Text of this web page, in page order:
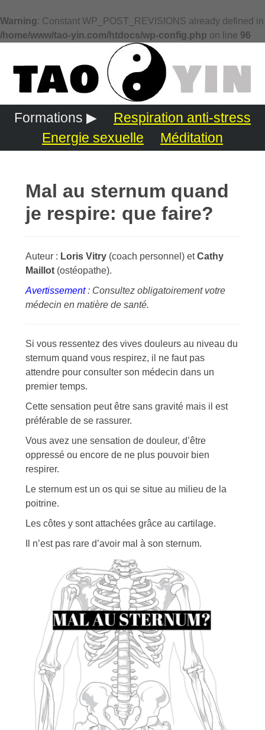
Warning: Constant WP_POST_REVISIONS already defined in
/home/www/tao-yin.com/htdocs/wp-config.php on line 96
Formations ▶
Respiration anti-stress
Energie sexuelle
Méditation
Mal au sternum quand
je respire: que faire?
Auteur : Loris Vitry (coach personnel) etCathy
Maillot (ostéopathe).
Avertissement: Consultez obligatoirement votre
médecin en matière de santé.
Si vous ressentez des vives douleurs au niveau du
sternum quand vous respirez, il ne faut pas
attendre pour consulter son médecin dans un
premier temps.
Cette sensation peut être sans gravité mais il est
préférable de se rassurer.
Vous avez une sensation de douleur, d’être
oppressé ou encore de ne plus pouvoir bien
respirer.
Le sternum est un os qui se situe au milieu de la
poitrine.
Les côtes y sont attachées grâce au cartilage.
Il n’est pas rare d’avoir mal à son sternum.